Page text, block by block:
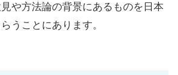
や方法論の背景にあるものを日本
うことにあります。